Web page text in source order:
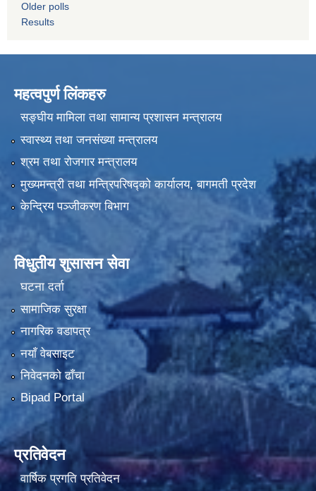
Older polls
Results
महत्वपुर्ण लिंकहरु
सङ्घीय मामिला तथा सामान्य प्रशासन मन्त्रालय
स्वास्थ्य तथा जनसंख्या मन्त्रालय
श्रम तथा रोजगार मन्त्रालय
मुख्यमन्त्री तथा मन्त्रिपरिषद्को कार्यालय, बागमती प्रदेश
केन्द्रिय पञ्जीकरण बिभाग
विधुतीय शुसासन सेवा
घटना दर्ता
सामाजिक सुरक्षा
नागरिक वडापत्र
नयाँ वेबसाइट
निवेदनको ढाँचा
Bipad Portal
प्रतिवेदन
वार्षिक प्रगति प्रतिवेदन